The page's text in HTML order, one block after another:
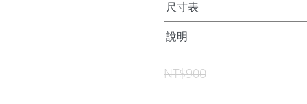
尺寸表
說明
NT$900